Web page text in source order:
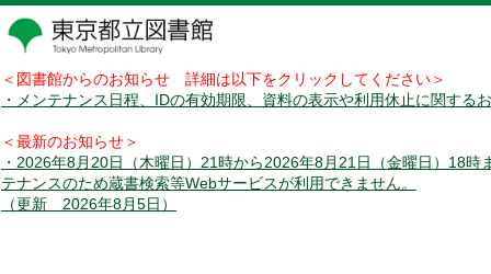
＜図書館からのお知らせ 詳細は以下をクリックしてください＞
・メンテナンス日程、IDの有効期限、資料の表示や利用休止に関する
＜最新のお知らせ＞
・2026年8月20日（木曜日）21時から2026年8月21日（金曜日）18時
テナンスのため蔵書検索等Webサービスが利用できません。
（更新 2026年8月5日）